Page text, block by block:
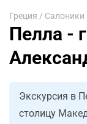
Греция / Салоники
Пелла -
Экскурсия в
столицу